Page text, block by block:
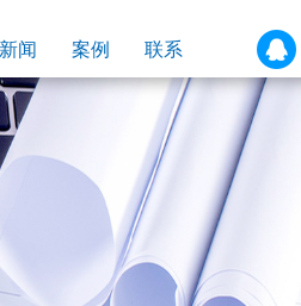
新闻 案例 联系